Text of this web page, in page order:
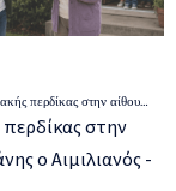
συλλόγου Γρεβενιωτών Κοζάνης ο Αιμιλιανός